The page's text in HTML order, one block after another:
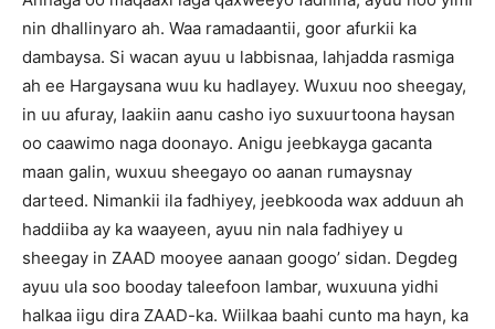
nin dhallinyaro ah. Waa ramadaantii, goor afurkii ka
dambaysa. Si wacan ayuu u labbisnaa, lahjadda rasmiga
ah ee Hargaysana wuu ku hadlayey. Wuxuu noo sheegay,
in uu afuray, laakiin aanu casho iyo suxuurtoona haysan
oo caawimo naga doonayo. Anigu jeebkayga gacanta
maan galin, wuxuu sheegayo oo aanan rumaysnay
darteed. Nimankii ila fadhiyey, jeebkooda wax adduun ah
haddiiba ay ka waayeen, ayuu nin nala fadhiyey u
sheegay in ZAAD mooyee aanaan googo’ sidan. Degdeg
ayuu ula soo booday taleefoon lambar, wuxuuna yidhi
halkaa iigu dira ZAAD-ka. Wiilkaa baahi cunto ma hayn, ka